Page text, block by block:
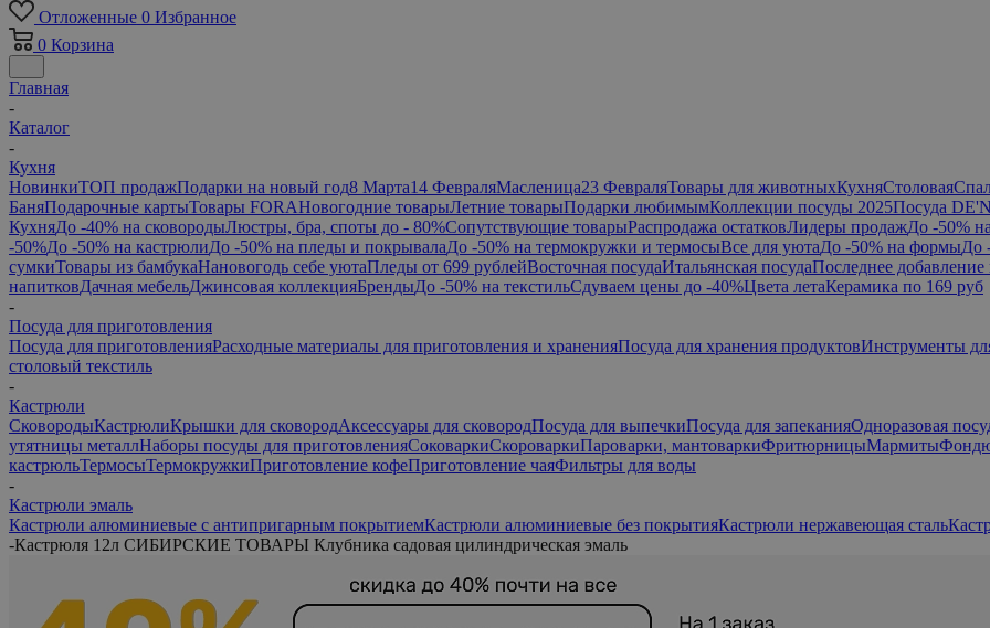
Отложенные 0 Избранное
0 Корзина
Главная
-
Каталог
-
Кухня
НовинкиТОП продажПодарки на новый год8 Марта14 ФевраляМасленица23 ФевраляТовары для животныхКухняСтоловая
БаняПодарочные картыТовары FORAНовогодние товарыЛетние товарыПодарки любимымКоллекции посуды 2025Посуда
КухняДо -40% на сковородыЛюстры, бра, споты до - 80%Сопутствующие товарыРаспродажа остатковЛидеры продажДо -50%
-50%До -50% на кастрюлиДо -50% на пледы и покрывалаДо -50% на термокружки и термосыВсе для уютаДо -50% на формыДо
сумкиТовары из бамбукаНановогодь себе уютаПледы от 699 рублейВосточная посудаИтальянская посудаПоследнее добавление
напитковДачная мебельДжинсовая коллекцияБрендыДо -50% на текстильСдуваем цены до -40%Цвета летаКерамика по 169 руб
-
Посуда для приготовления
Посуда для приготовленияРасходные материалы для приготовления и храненияПосуда для хранения продуктовИнструменты
столовый текстиль
-
Кастрюли
СковородыКастрюлиКрышки для сковородАксессуары для сковородПосуда для выпечкиПосуда для запеканияОдноразовая
утятницы металлНаборы посуды для приготовленияСоковаркиСкороваркиПароварки, мантоваркиФритюрницыМармиты
кастрюльТермосыТермокружкиПриготовление кофеПриготовление чаяФильтры для воды
-
Кастрюли эмаль
Кастрюли алюминиевые с антипригарным покрытиемКастрюли алюминиевые без покрытияКастрюли нержавеющая сталь
-Кастрюля 12л СИБИРСКИЕ ТОВАРЫ Клубника садовая цилиндрическая эмаль